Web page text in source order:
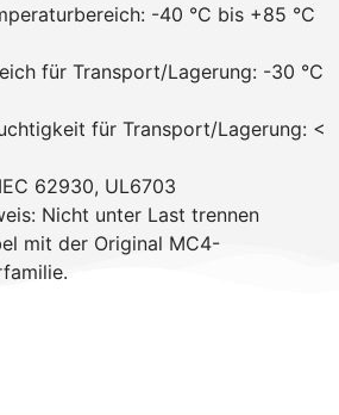
-40 °C bis +85 °C
für Transport/Lagerung: -30 °C
für Transport/Lagerung: <
62930, UL6703
Nicht unter Last trennen
mit der Original MC4-